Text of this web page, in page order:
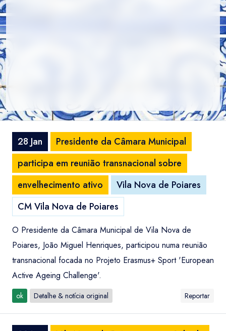
28 Jan
Presidente da Câmara Municipal
participa em reunião transnacional sobre
envelhecimento ativo
Vila Nova de Poiares
CM Vila Nova de Poiares
O Presidente da Câmara Municipal de Vila Nova de
Poiares, João Miguel Henriques, participou numa reunião
transnacional focada no Projeto Erasmus+ Sport 'European
Active Ageing Challenge'.
ok Detalhe & notícia original Reportar